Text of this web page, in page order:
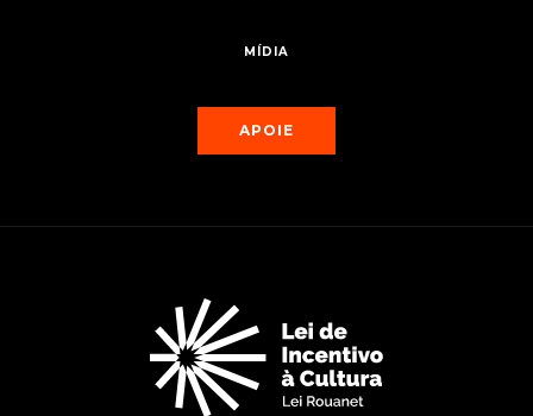
MÍDIA
APOIE